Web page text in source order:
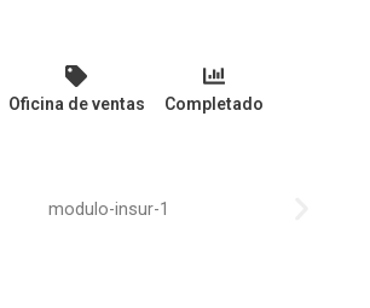
Oficina de ventas Completado